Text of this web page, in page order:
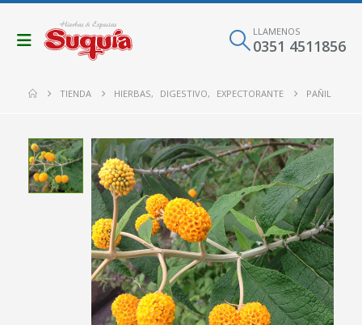
LLAMENOS
0351 4511856
TIENDA HIERBAS, DIGESTIVO, EXPECTORANTE PAÑIL